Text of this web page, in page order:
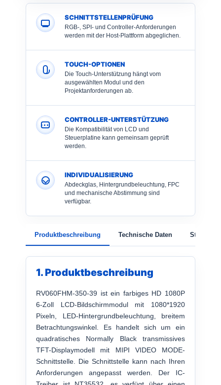
SCHNITTSTELLENPRÜFUNG
RGB-, SPI- und Controller-Anforderungen
werden mit der Host-Plattform abgeglichen.
TOUCH-OPTIONEN
Die Touch-Unterstützung hängt vom
ausgewählten Modul und den
Projektanforderungen ab.
CONTROLLER-UNTERSTÜTZUNG
Die Kompatibilität von LCD und
Steuerplatine kann gemeinsam geprüft
werden.
INDIVIDUALISIERUNG
Abdeckglas, Hintergrundbeleuchtung, FPC
und mechanische Abstimmung sind
verfügbar.
Produktbeschreibung Technische Daten Struktur
1. Produktbeschreibung
RV060FHM-350-39 ist ein farbiges HD 1080P
6-Zoll LCD-Bildschirmmodul mit 1080*1920
Pixeln, LED-Hintergrundbeleuchtung, breitem
Betrachtungswinkel. Es handelt sich um ein
quadratisches Normally Black transmissives
TFT-Displaymodell mit MIPI VIDEO MODE-
Schnittstelle. Die Schnittstelle kann nach Ihren
Anforderungen angepasst werden. Der IC-